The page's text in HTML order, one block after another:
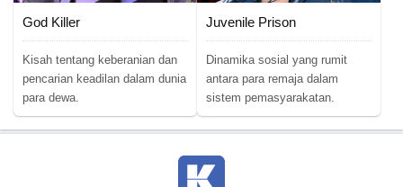
God Killer
Kisah tentang keberanian dan
pencarian keadilan dalam dunia
para dewa.
Juvenile Prison
Dinamika sosial yang rumit
antara para remaja dalam
sistem pemasyarakatan.